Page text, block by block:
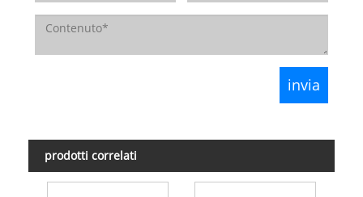
prodotti correlati